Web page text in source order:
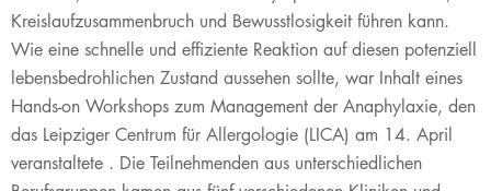
Kreislaufzusammenbruch und Bewusstlosigkeit führen kann.
Wie eine schnelle und effiziente Reaktion auf diesen potenziell
lebensbedrohlichen Zustand aussehen sollte, war Inhalt eines
Hands-on Workshops zum Management der Anaphylaxie, den
das Leipziger Centrum für Allergologie (LICA) am 14. April
veranstaltete . Die Teilnehmenden aus unterschiedlichen